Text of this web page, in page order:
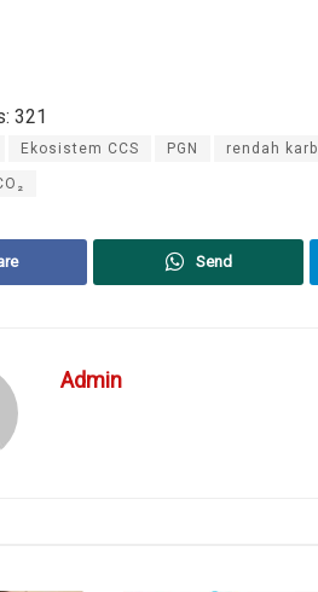
321
Ekosistem CCS PGN rendah
Send
Admin